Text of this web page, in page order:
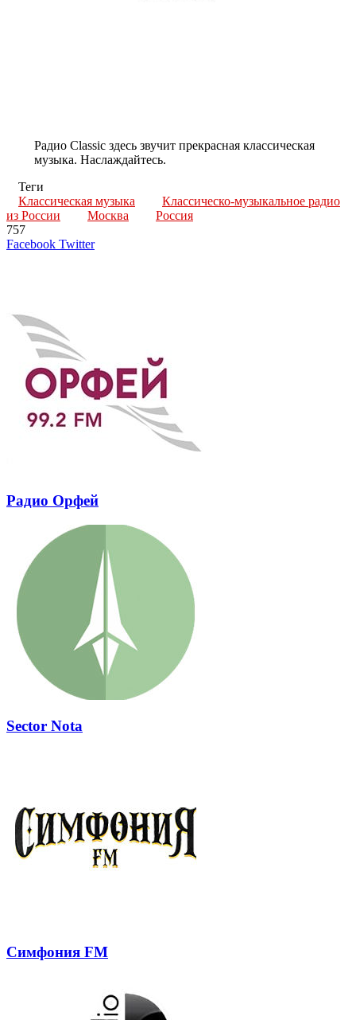
Радио Classic здесь звучит прекрасная классическая
музыка. Наслаждайтесь.
Теги
Классическая музыка
Классическо-музыкальное радио
из России
Москва
Россия
757
Facebook TwitterLinkedIn
Tumblr
Reddit
Вконтакте
Одноклассники
Skype
Messenger
Messenger
WhatsApp
Telegram
Viber
Line
Поделиться
Печатать
Радио Орфей
Sector Nota
Симфония FM